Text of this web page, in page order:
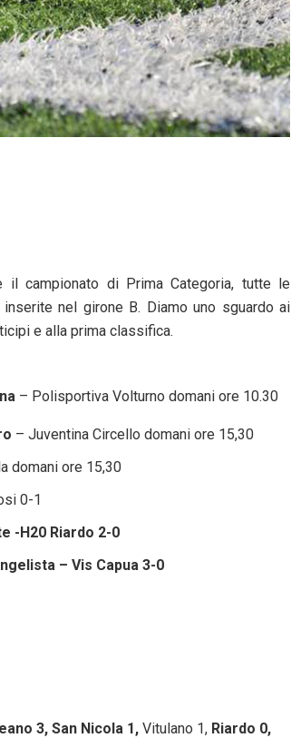
il campionato di Prima Categoria, tutte le
nel girone B. Diamo uno sguardo ai
e alla prima classifica.
– Polisportiva Volturno domani ore 10.30
– Juventina Circello domani ore 15,30
domani ore 15,30
0-1
-H20 Riardo 2-0
– Vis Capua 3-0
3, San Nicola 1, Vitulano 1, Riardo 0,